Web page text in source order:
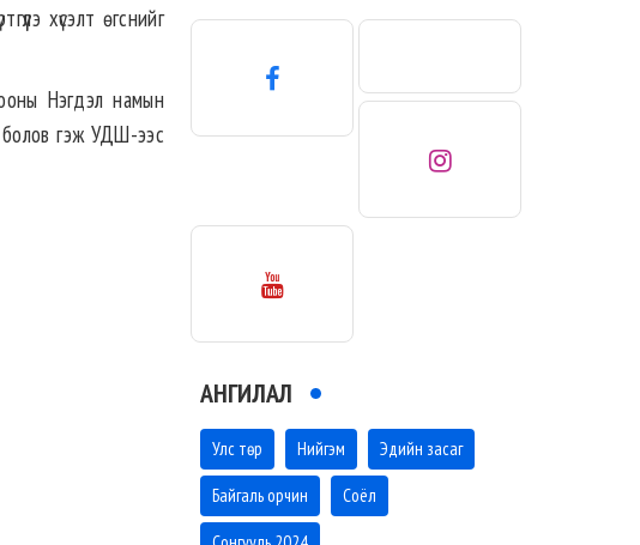
хүсэлт өгснийг
Нэгдэл намын
болов гэж УДШ-ээс
АНГИЛАЛ
Улс төр Нийгэм Эдийн засаг
Байгаль орчин Соёл